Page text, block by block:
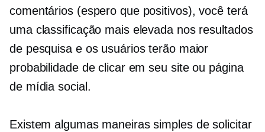
comentários (espero que positivos), você terá
uma classificação mais elevada nos resultados
de pesquisa e os usuários terão maior
probabilidade de clicar em seu site ou página
de mídia social.
Existem algumas maneiras simples de solicitar